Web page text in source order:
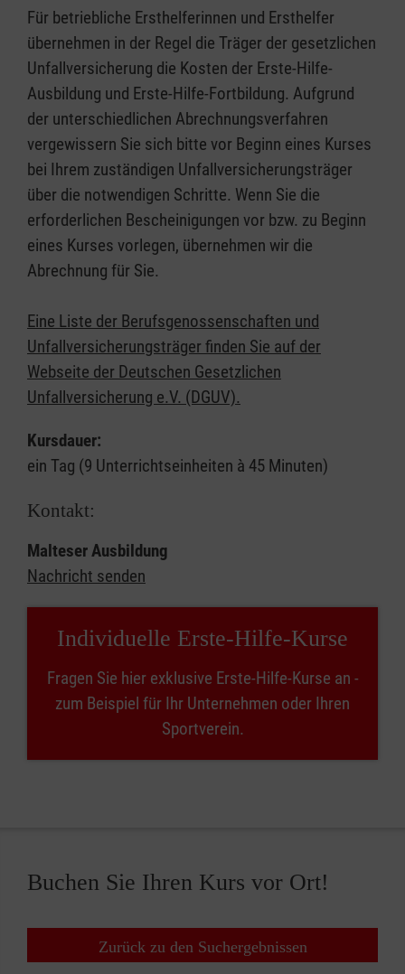
Für betriebliche Ersthelferinnen und Ersthelfer
übernehmen in der Regel die Träger der gesetzlichen
Unfallversicherung die Kosten der Erste-Hilfe-
Ausbildung und Erste-Hilfe-Fortbildung. Aufgrund
der unterschiedlichen Abrechnungsverfahren
vergewissern Sie sich bitte vor Beginn eines Kurses
bei Ihrem zuständigen Unfallversicherungsträger
über die notwendigen Schritte. Wenn Sie die
erforderlichen Bescheinigungen vor bzw. zu Beginn
eines Kurses vorlegen, übernehmen wir die
Abrechnung für Sie.
Eine Liste der Berufsgenossenschaften und
Unfallversicherungsträger finden Sie auf der
Webseite der Deutschen Gesetzlichen
Unfallversicherung e.V. (DGUV).
Kursdauer:
ein Tag (9 Unterrichtseinheiten à 45 Minuten)
Kontakt:
Malteser Ausbildung
Nachricht senden
Individuelle Erste-Hilfe-Kurse
Fragen Sie hier exklusive Erste-Hilfe-Kurse an -
zum Beispiel für Ihr Unternehmen oder Ihren
Sportverein.
Buchen Sie Ihren Kurs vor Ort!
Zurück zu den Suchergebnissen